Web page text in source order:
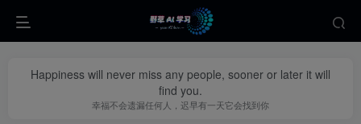
Happiness will never miss any people, sooner or later it will
find you.
幸福不会遗漏任何人，迟早有一天它会找到你